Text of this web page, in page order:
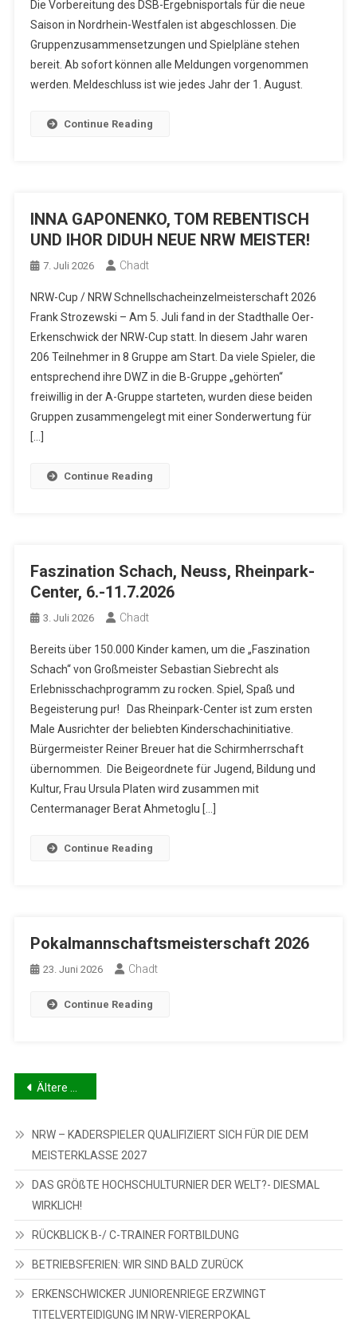
Die Vorbereitung des DSB-Ergebnisportals für die neue
Saison in Nordrhein-Westfalen ist abgeschlossen. Die
Gruppenzusammensetzungen und Spielpläne stehen
bereit. Ab sofort können alle Meldungen vorgenommen
werden. Meldeschluss ist wie jedes Jahr der 1. August.
Continue Reading
INNA GAPONENKO, TOM REBENTISCH
UND IHOR DIDUH NEUE NRW MEISTER!
7. Juli 2026 Chadt
NRW-Cup / NRW Schnellschacheinzelmeisterschaft 2026
Frank Strozewski – Am 5. Juli fand in der Stadthalle Oer-
Erkenschwick der NRW-Cup statt. In diesem Jahr waren
206 Teilnehmer in 8 Gruppe am Start. Da viele Spieler, die
entsprechend ihre DWZ in die B-Gruppe „gehörten“
freiwillig in der A-Gruppe starteten, wurden diese beiden
Gruppen zusammengelegt mit einer Sonderwertung für
[…]
Continue Reading
Faszination Schach, Neuss, Rheinpark-
Center, 6.-11.7.2026
3. Juli 2026 Chadt
Bereits über 150.000 Kinder kamen, um die „Faszination
Schach“ von Großmeister Sebastian Siebrecht als
Erlebnisschachprogramm zu rocken. Spiel, Spaß und
Begeisterung pur! Das Rheinpark-Center ist zum ersten
Male Ausrichter der beliebten Kinderschachinitiative.
Bürgermeister Reiner Breuer hat die Schirmherrschaft
übernommen. Die Beigeordnete für Jugend, Bildung und
Kultur, Frau Ursula Platen wird zusammen mit
Centermanager Berat Ahmetoglu […]
Continue Reading
Pokalmannschaftsmeisterschaft 2026
23. Juni 2026 Chadt
Continue Reading
Beitragsnavigation
Ältere Beiträge
NRW – KADERSPIELER QUALIFIZIERT SICH FÜR DIE DEM
MEISTERKLASSE 2027
DAS GRÖßTE HOCHSCHULTURNIER DER WELT?- DIESMAL
WIRKLICH!
RÜCKBLICK B-/ C-TRAINER FORTBILDUNG
BETRIEBSFERIEN: WIR SIND BALD ZURÜCK
ERKENSCHWICKER JUNIORENRIEGE ERZWINGT
TITELVERTEIDIGUNG IM NRW-VIERERPOKAL